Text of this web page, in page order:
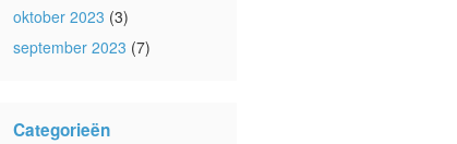
oktober 2023 (3)
september 2023 (7)
Categorieën